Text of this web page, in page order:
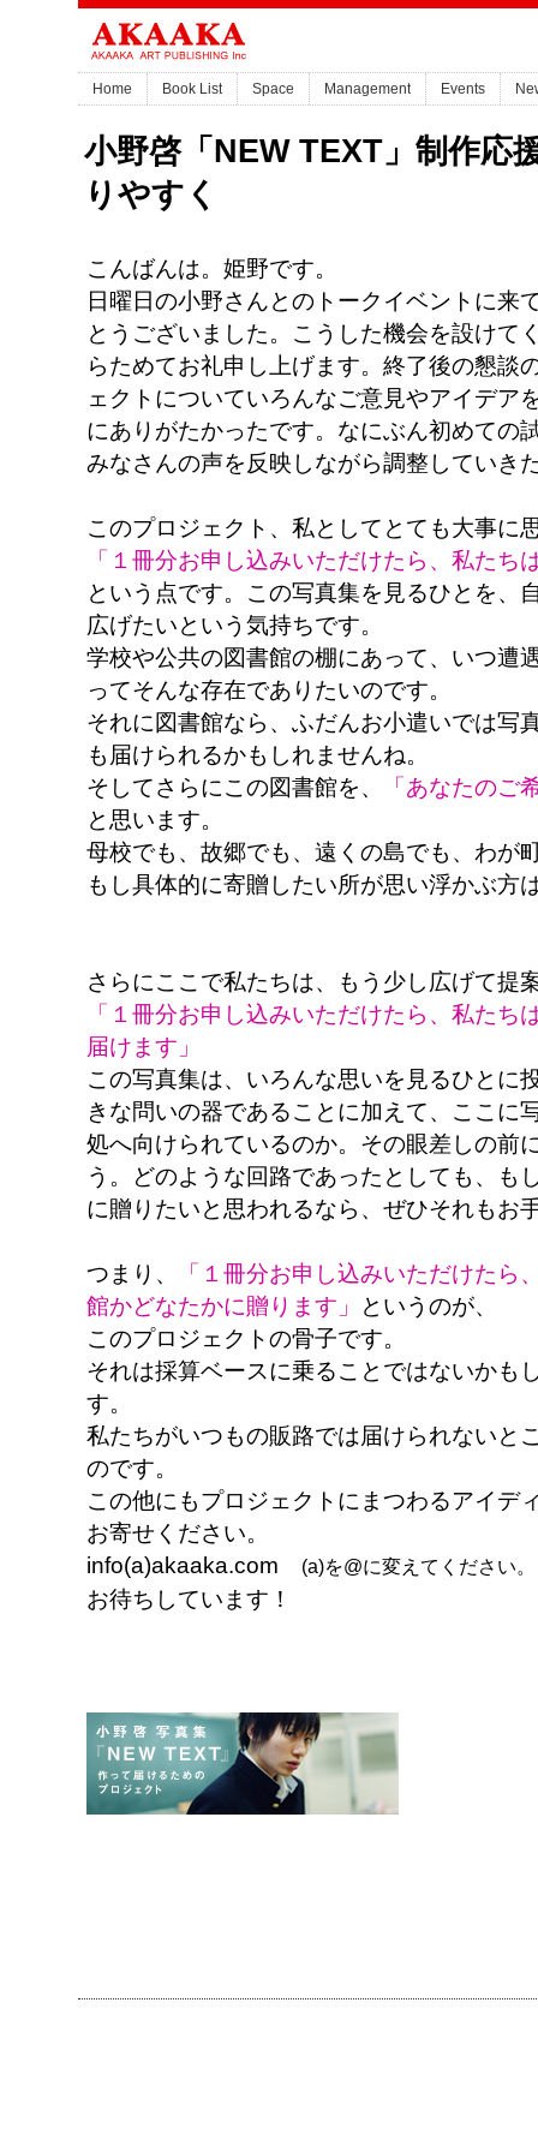
Home Book List Space Management Events
小野啓「NEW TEXT」制作応
りやすく
こんばんは。姫野です。
日曜日の小野さんとのトークイベントに来
とうございました。こうした機会を設けて
らためてお礼申し上げます。終了後の懇談
ェクトについていろんなご意見やアイデア
にありがたかったです。なにぶん初めての
みなさんの声を反映しながら調整していき
このプロジェクト、私としてとても大事に
「１冊分お申し込みいただけたら、私たち
という点です。この写真集を見るひとを、
広げたいという気持ちです。
学校や公共の図書館の棚にあって、いつ遭
ってそんな存在でありたいのです。
それに図書館なら、ふだんお小遣いでは写
も届けられるかもしれませんね。
そしてさらにこの図書館を、
「あなたのご
と思います。
母校でも、故郷でも、遠くの島でも、わが
もし具体的に寄贈したい所が思い浮かぶ方
さらにここで私たちは、もう少し広げて提
「１冊分お申し込みいただけたら、私たち
届けます」
この写真集は、いろんな思いを見るひとに
きな問いの器であることに加えて、ここに
処へ向けられているのか。その眼差しの前
う。どのような回路であったとしても、も
に贈りたいと思われるなら、ぜひそれもお
つまり、
「１冊分お申し込みいただけた
館かどなたかに贈ります」
というのが、
このプロジェクトの骨子です。
それは採算ベースに乗ることではないかも
す。
私たちがいつもの販路では届けられないと
のです。
この他にもプロジェクトにまつわるアイデ
お寄せください。
info(a)akaaka.com
(a)を@に変えてください。
お待ちしています！